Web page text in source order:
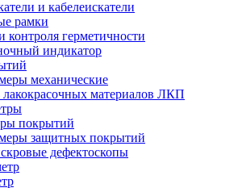
и кабелеискатели
рамки
контроля герметичности
индикатор
механические
лакокрасочных материалов ЛКП
покрытий
защитных покрытий
дефектоскопы